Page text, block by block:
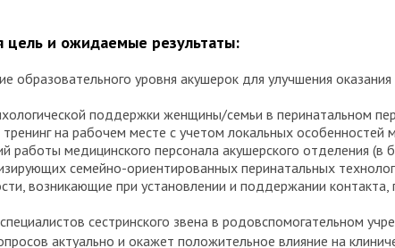
цель и ожидаемые результаты:
образовательного уровня акушерок для улучшения
поддержки женщины/семьи в перинатальном
тренинг на рабочем месте с учетом локальных особенностей
работы медицинского персонала акушерского отделения
семейно-ориентированных перинатальных
возникающие при установлении и поддержании
сестринского звена в родовспомогательном
актуально и окажет положительное влияние на